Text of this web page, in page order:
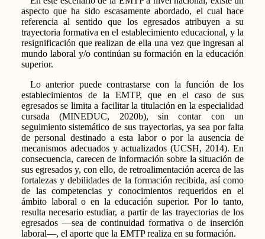
aspecto que ha sido escasamente abordado, el cual hace
referencia al sentido que los egresados atribuyen a su
trayectoria formativa en el establecimiento educacional, y la
resignificación que realizan de ella una vez que ingresan al
mundo laboral y/o continúan su formación en la educación
superior.
Lo anterior puede contrastarse con la función de los
establecimientos de la EMTP, que en el caso de sus
egresados se limita a facilitar la titulación en la especialidad
cursada (MINEDUC, 2020b), sin contar con un
seguimiento sistemático de sus trayectorias, ya sea por falta
de personal destinado a esta labor o por la ausencia de
mecanismos adecuados y actualizados (UCSH, 2014). En
consecuencia, carecen de información sobre la situación de
sus egresados y, con ello, de retroalimentación acerca de las
fortalezas y debilidades de la formación recibida, así como
de las competencias y conocimientos requeridos en el
ámbito laboral o en la educación superior. Por lo tanto,
resulta necesario estudiar, a partir de las trayectorias de los
egresados —sea de continuidad formativa o de inserción
laboral—, el aporte que la EMTP realiza en su formación.